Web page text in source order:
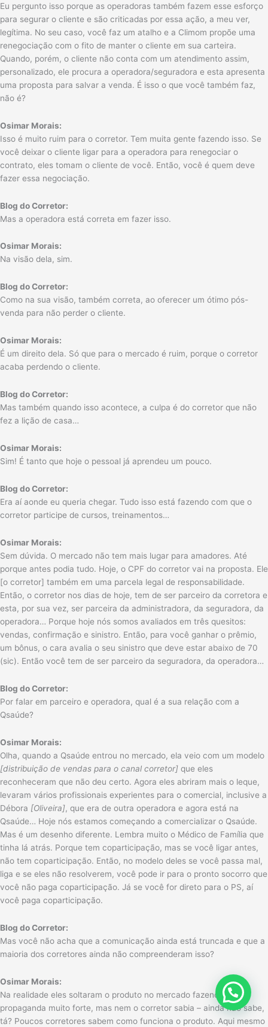
Eu pergunto isso porque as operadoras também fazem esse esforço
para segurar o cliente e são criticadas por essa ação, a meu ver,
legítima. No seu caso, você faz um atalho e a Climom propõe uma
renegociação com o fito de manter o cliente em sua carteira.
Quando, porém, o cliente não conta com um atendimento assim,
personalizado, ele procura a operadora/seguradora e esta apresenta
uma proposta para salvar a venda. É isso o que você também faz,
não é?
Osimar Morais:
Isso é muito ruim para o corretor. Tem muita gente fazendo isso. Se
você deixar o cliente ligar para a operadora para renegociar o
contrato, eles tomam o cliente de você. Então, você é quem deve
fazer essa negociação.
Blog do Corretor:
Mas a operadora está correta em fazer isso.
Osimar Morais:
Na visão dela, sim.
Blog do Corretor:
Como na sua visão, também correta, ao oferecer um ótimo pós-
venda para não perder o cliente.
Osimar Morais:
É um direito dela. Só que para o mercado é ruim, porque o corretor
acaba perdendo o cliente.
Blog do Corretor:
Mas também quando isso acontece, a culpa é do corretor que não
fez a lição de casa…
Osimar Morais:
Sim! É tanto que hoje o pessoal já aprendeu um pouco.
Blog do Corretor:
Era aí aonde eu queria chegar. Tudo isso está fazendo com que o
corretor participe de cursos, treinamentos…
Osimar Morais:
Sem dúvida. O mercado não tem mais lugar para amadores. Até
porque antes podia tudo. Hoje, o CPF do corretor vai na proposta. Ele
[o corretor] também em uma parcela legal de responsabilidade.
Então, o corretor nos dias de hoje, tem de ser parceiro da corretora e
esta, por sua vez, ser parceira da administradora, da seguradora, da
operadora… Porque hoje nós somos avaliados em três quesitos:
vendas, confirmação e sinistro. Então, para você ganhar o prêmio,
um bônus, o cara avalia o seu sinistro que deve estar abaixo de 70
(sic). Então você tem de ser parceiro da seguradora, da operadora…
Blog do Corretor:
Por falar em parceiro e operadora, qual é a sua relação com a
Qsaúde?
Osimar Morais:
Olha, quando a Qsaúde entrou no mercado, ela veio com um modelo
[distribuição de vendas para o canal corretor] que eles
reconheceram que não deu certo. Agora eles abriram mais o leque,
levaram vários profissionais experientes para o comercial, inclusive a
Débora [Oliveira], que era de outra operadora e agora está na
Qsaúde… Hoje nós estamos começando a comercializar o Qsaúde.
Mas é um desenho diferente. Lembra muito o Médico de Família que
tinha lá atrás. Porque tem coparticipação, mas se você ligar antes,
não tem coparticipação. Então, no modelo deles se você passa mal,
liga e se eles não resolverem, você pode ir para o pronto socorro que
você não paga coparticipação. Já se você for direto para o PS, aí
você paga coparticipação.
Blog do Corretor:
Mas você não acha que a comunicação ainda está truncada e que a
maioria dos corretores ainda não compreenderam isso?
Osimar Morais:
Na realidade eles soltaram o produto no mercado fazendo uma
propaganda muito forte, mas nem o corretor sabia – ainda não sabe,
tá? Poucos corretores sabem como funciona o produto. Aqui mesmo